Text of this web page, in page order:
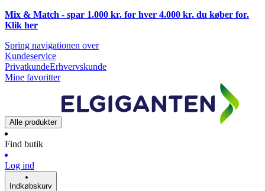
Mix & Match - spar 1.000 kr. for hver 4.000 kr. du køber for.
Klik her
Spring navigationen over
Kundeservice
PrivatkundeErhvervskunde
Mine favoritter
Alle produkter
Find butik
Log ind
Indkøbskurv